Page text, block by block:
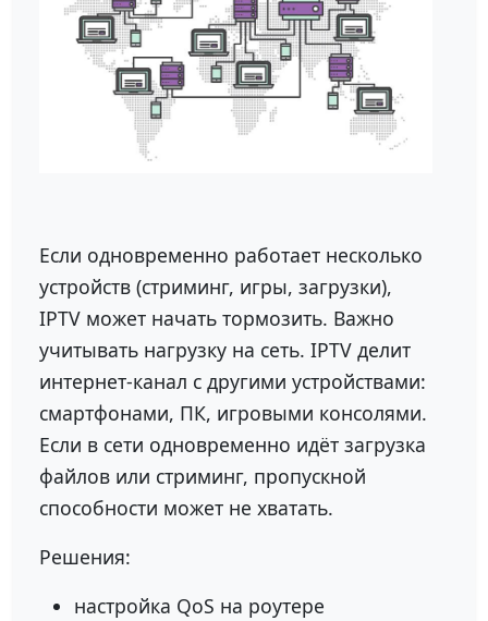
Если одновременно работает несколько
устройств (стриминг, игры, загрузки),
IPTV может начать тормозить. Важно
учитывать нагрузку на сеть. IPTV делит
интернет-канал с другими устройствами:
смартфонами, ПК, игровыми консолями.
Если в сети одновременно идёт загрузка
файлов или стриминг, пропускной
способности может не хватать.
Решения:
настройка QoS на роутере